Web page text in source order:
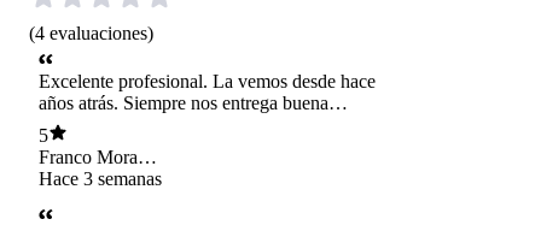
(4 evaluaciones)
Excelente profesional. La vemos desde hace
años atrás. Siempre nos entrega buena
orientación y una muy buena terapia. 100%
recomendada!
5
Franco Mora
Vásquez
Hace 3 semanas